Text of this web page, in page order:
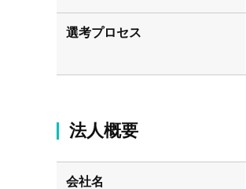
選考プロセス
法人概要
会社名